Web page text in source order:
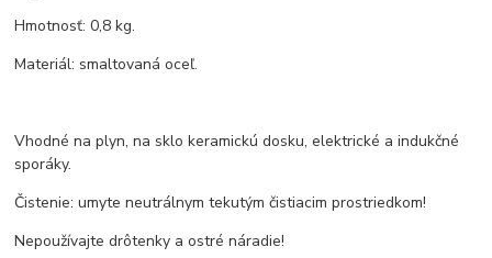
Hmotnosť: 0,8 kg.
Materiál: smaltovaná oceľ.
Vhodné na plyn, na sklo keramickú dosku, elektrické a indukčné
sporáky.
Čistenie: umyte neutrálnym tekutým čistiacim prostriedkom!
Nepoužívajte drôtenky a ostré náradie!